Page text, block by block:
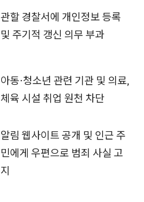
관할 경찰서에 개인정보 등록
및 주기적 갱신 의무 부과
아동·청소년 관련 기관 및 의료,
체육 시설 취업 원천 차단
알림 웹사이트 공개 및 인근 주
민에게 우편으로 범죄 사실 고
지